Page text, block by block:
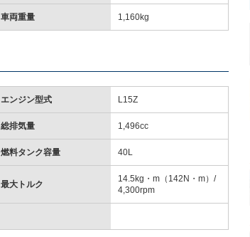
車両重量 1,160kg
エンジン型式 L15Z
総排気量 1,496cc
燃料タンク容量 40L
最大トルク
14.5kg・m（142N・m）/
4,300rpm